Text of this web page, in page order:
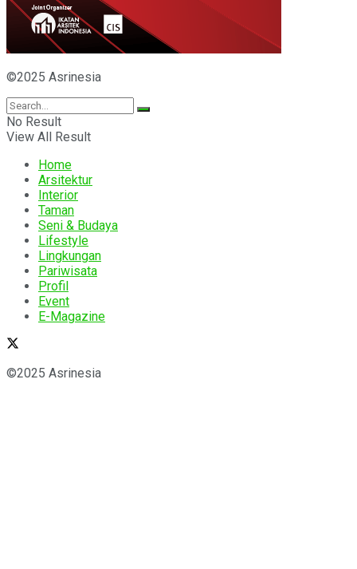
©2025 Asrinesia
No Result
View All Result
Home
Arsitektur
Interior
Taman
Seni & Budaya
Lifestyle
Lingkungan
Pariwisata
Profil
Event
E-Magazine
©2025 Asrinesia